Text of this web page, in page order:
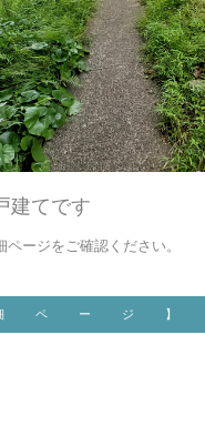
建てです
ージをご確認ください。
ペ ー ジ 】